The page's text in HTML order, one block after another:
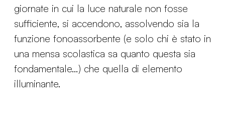
giornate in cui la luce naturale non fosse
sufficiente, si accendono, assolvendo sia la
funzione fonoassorbente (e solo chi è stato in
una mensa scolastica sa quanto questa sia
fondamentale…) che quella di elemento
illuminante.